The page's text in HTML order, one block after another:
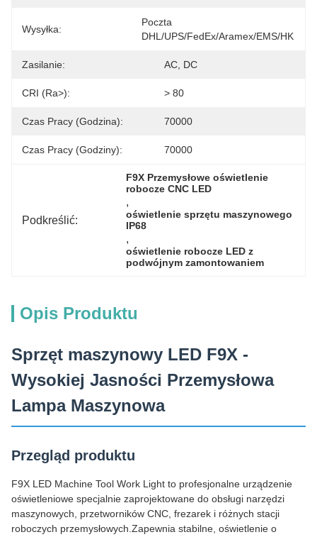
Wysyłka:
Poczta
DHL/UPS/FedEx/Aramex/EMS/HK
Zasilanie: AC, DC
CRI (Ra>): > 80
Czas Pracy (godzina): 70000
Czas Pracy (godziny): 70000
Podkreślić:
F9X Przemysłowe oświetlenie
robocze CNC LED
,
oświetlenie sprzętu maszynowego
IP68
,
oświetlenie robocze LED z
podwójnym zamontowaniem
Opis Produktu
Sprzęt maszynowy LED F9X -
Wysokiej Jasności Przemysłowa
Lampa Maszynowa
Przegląd produktu
F9X LED Machine Tool Work Light to profesjonalne urządzenie
oświetleniowe specjalnie zaprojektowane do obsługi narzędzi
maszynowych, przetworników CNC, frezarek i różnych stacji
roboczych przemysłowych.Zapewnia stabilne, oświetlenie o